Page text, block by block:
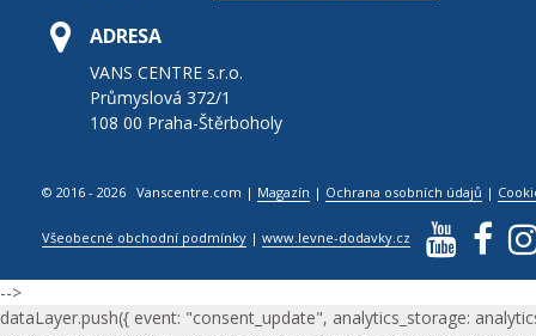
ADRESA
VANS CENTRE s.r.o.
Průmyslová 372/1
108 00 Praha-Štěrboholy
© 2016 - 2026 Vanscentre.com | Magazín | Ochrana osobních údajů |
Všeobecné obchodní podmínky |www.levne-dodavky.cz
-->
dataLayer.push({ event: "consent_update", analytics_storage: